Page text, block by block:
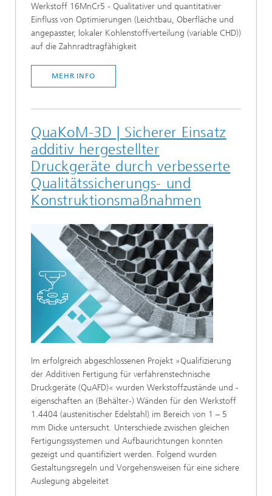
Werkstoff 16MnCr5 - Qualitativer und quantitativer
Einfluss von Optimierungen (Leichtbau, Oberfläche und
angepasster, lokaler Kohlenstoffverteilung (variable CHD))
auf die Zahnradtragfähigkeit
MEHR INFO
QuaKoM-3D | Sicherer Einsatz
additiv hergestellter
Druckgeräte durch verbesserte
Qualitätssicherungs- und
Konstruktionsmaßnahmen
Im erfolgreich abgeschlossenen Projekt »Qualifizierung
der Additiven Fertigung für verfahrenstechnische
Druckgeräte (QuAFD)« wurden Werkstoffzustände und -
eigenschaften an (Behälter-) Wänden für den Werkstoff
1.4404 (austenitischer Edelstahl) im Bereich von 1 – 5
mm Dicke untersucht. Unterschiede zwischen gleichen
Fertigungssystemen und Aufbaurichtungen konnten
gezeigt und quantifiziert werden. Folgend wurden
Gestaltungsregeln und Vorgehensweisen für eine sichere
Auslegung abgeleitet